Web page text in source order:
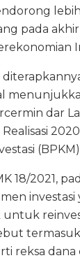
pada
dar
18/2021,
investasi
reksa